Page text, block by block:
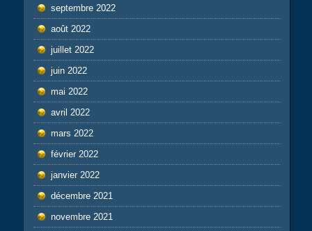
septembre 2022
août 2022
juillet 2022
juin 2022
mai 2022
avril 2022
mars 2022
février 2022
janvier 2022
décembre 2021
novembre 2021